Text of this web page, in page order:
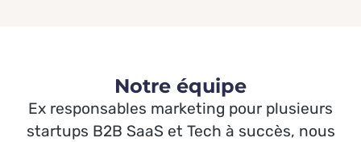
Notre équipe
Ex responsables marketing pour plusieurs
startups B2B SaaS et Tech à succès, nous